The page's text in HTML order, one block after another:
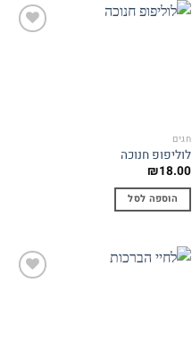
חגים
לוליפופ חנוכה
₪18.00
הוספה לסל